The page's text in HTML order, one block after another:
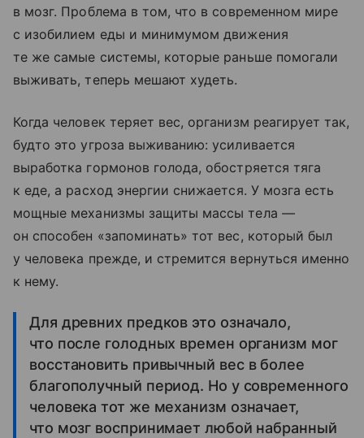
в мозг. Проблема в том, что в современном мире
с изобилием еды и минимумом движения
те же самые системы, которые раньше помогали
выживать, теперь мешают худеть.
Когда человек теряет вес, организм реагирует так,
будто это угроза выживанию: усиливается
выработка гормонов голода, обостряется тяга
к еде, а расход энергии снижается. У мозга есть
мощные механизмы защиты массы тела —
он способен «запоминать» тот вес, который был
у человека прежде, и стремится вернуться именно
к нему.
Для древних предков это означало,
что после голодных времен организм мог
восстановить привычный вес в более
благополучный период. Но у современного
человека тот же механизм означает,
что мозг воспринимает любой набранный